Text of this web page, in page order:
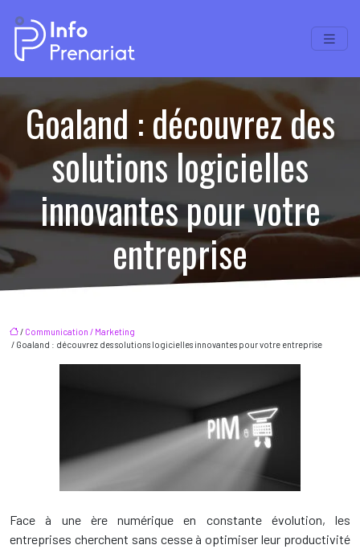
Goaland : découvrez des
solutions logicielles
innovantes pour votre
entreprise
/ Communication / Marketing
/ Goaland : découvrez des solutions logicielles innovantes pour votre entreprise
Face à une ère numérique en constante évolution, les
entreprises cherchent sans cesse à optimiser leur productivité